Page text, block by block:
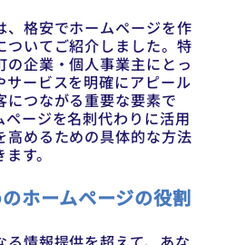
、格安でホームページを作
ついてご紹介しました。特
の企業・個人事業主にとっ
サービスを明確にアピール
につながる重要な要素で
ページを名刺代わりに活用
高めるための具体的な方法
す。
ホームページの役割